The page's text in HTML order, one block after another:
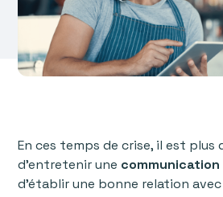
En ces temps de crise, il est plus
d’entretenir une
d’établir une bonne relation